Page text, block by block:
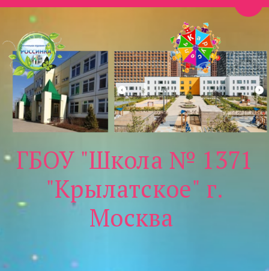
ГБОУ "Школа № 1371
"Крылатское" г.
Москва